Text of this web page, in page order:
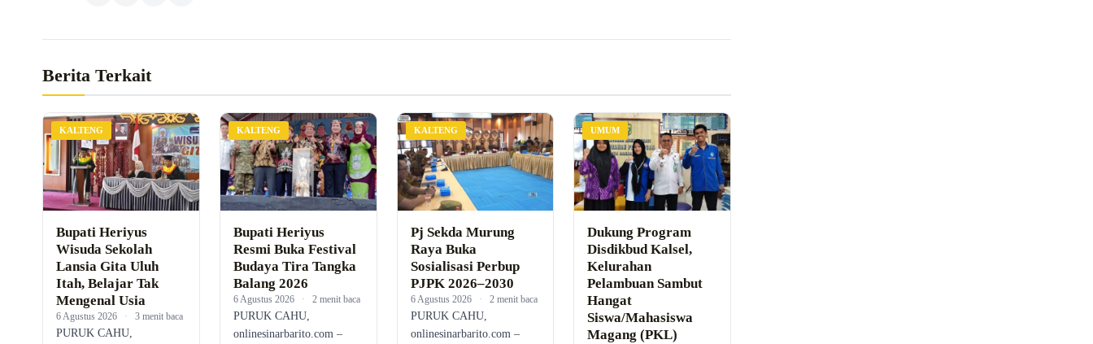
Berita Terkait
KALTENG
Bupati Heriyus
Wisuda Sekolah
Lansia Gita Uluh
Itah, Belajar Tak
Mengenal Usia
6 Agustus 2026 · 3 menit baca
PURUK CAHU,
KALTENG
Bupati Heriyus
Resmi Buka Festival
Budaya Tira Tangka
Balang 2026
6 Agustus 2026 · 2 menit baca
PURUK CAHU,
onlinesinarbarito.com –
KALTENG
Pj Sekda Murung
Raya Buka
Sosialisasi Perbup
PJPK 2026–2030
6 Agustus 2026 · 2 menit baca
PURUK CAHU,
onlinesinarbarito.com –
UMUM
Dukung Program
Disdikbud Kalsel,
Kelurahan
Pelambuan Sambut
Hangat
Siswa/Mahasiswa
Magang (PKL)